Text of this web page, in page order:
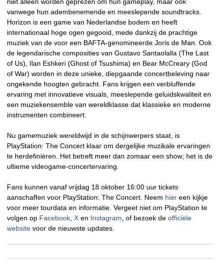
vanwege hun adembenemende en meeslepende soundtracks.
Horizon is een game van Nederlandse bodem en heeft
internationaal hoge ogen gegooid, mede dankzij de prachtige
muziek van de voor een BAFTA-genomineerde Joris de Man. Ook
de legendarische composities van Gustavo Santaolalla (The Last
of Us), Ilan Eshkeri (Ghost of Tsushima) en Bear McCreary (God
of War) worden in deze unieke, diepgaande concertbeleving naar
ongekende hoogten gebracht. Fans krijgen een verbluffende
ervaring met innovatieve visuals, meeslepende geluidskwaliteit en
een muziekensemble van wereldklasse dat klassieke en moderne
instrumenten combineert.
Nu gamemuziek wereldwijd in de schijnwerpers staat, is
PlayStation: The Concert klaar om dergelijke muzikale ervaringen
te herdefiniëren. Het betreft meer dan zomaar een show; het is de
ultieme videogame-concertervaring.
Fans kunnen vanaf vrijdag 18 oktober 16:00 uur tickets
aanschaffen voor PlayStation: The Concert. Neem hier een kijkje
voor meer tourdata en informatie. Vergeet niet om PlayStation te
volgen op Facebook X en Instagram , of bezoek de officiële
website voor de nieuwste updates.